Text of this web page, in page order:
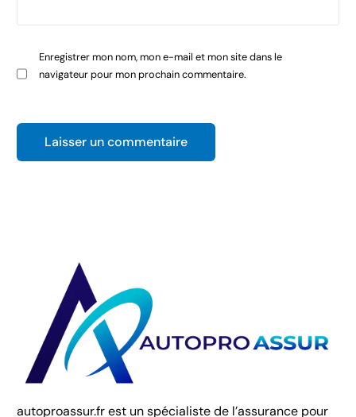
Enregistrer mon nom, mon e-mail et mon site dans le
navigateur pour mon prochain commentaire.
autoproassur.fr est un spécialiste de l’assurance pour